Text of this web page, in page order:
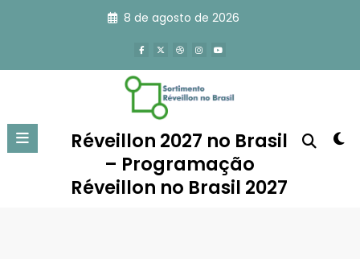
8 de agosto de 2026
Réveillon 2027 no Brasil
– Programação
Réveillon no Brasil 2027